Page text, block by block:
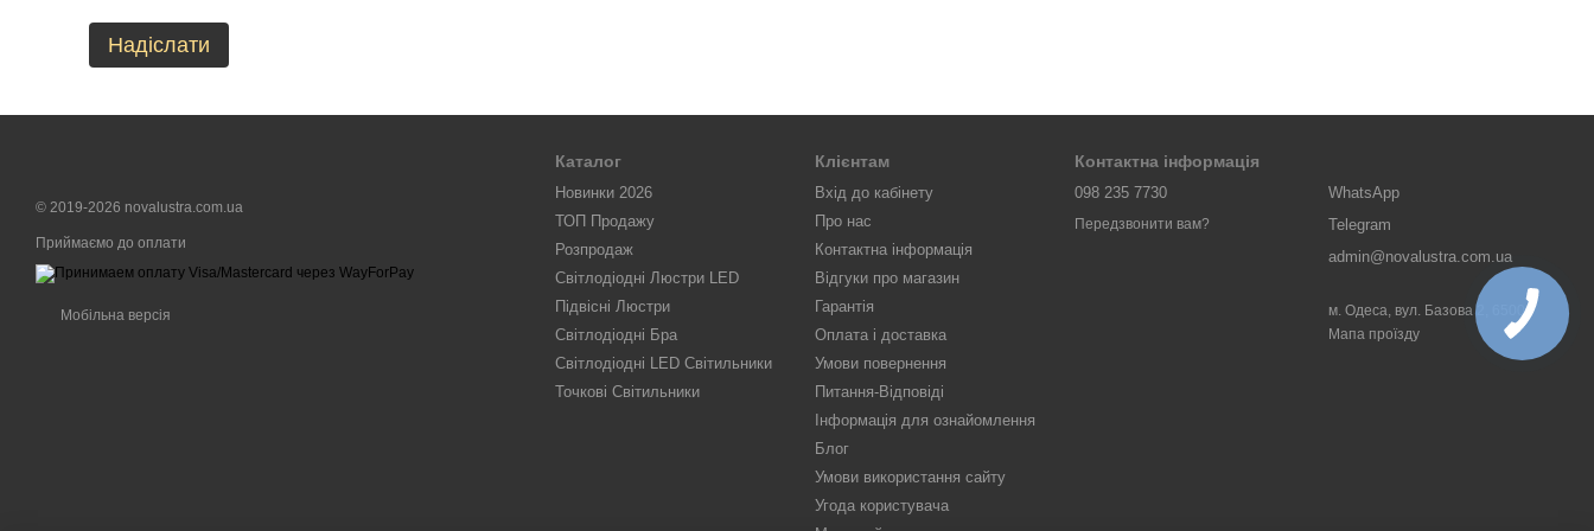
Надіслати
© 2019-2026 novalustra.com.ua
Приймаємо до оплати
Мобільна версія
Каталог
Новинки 2026
ТОП Продажу
Розпродаж
Світлодіодні Люстри LED
Підвісні Люстри
Світлодіодні Бра
Світлодіодні LED Світильники
Точкові Світильники
Клієнтам
Вхід до кабінету
Про нас
Контактна інформація
Відгуки про магазин
Гарантія
Оплата і доставка
Умови повернення
Питання-Відповіді
Інформація для ознайомлення
Блог
Умови використання сайту
Угода користувача
Контактна інформація
098 235 7730
Передзвонити вам?
WhatsApp
Telegram
admin@novalustra.com.ua
м. Одеса, вул. Базова 2, 65000
Мапа проїзду